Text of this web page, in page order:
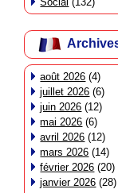
août 2026 (4)
juillet 2026 (6)
juin 2026 (12)
mai 2026 (6)
avril 2026 (12)
mars 2026 (14)
février 2026 (20)
janvier 2026 (28)